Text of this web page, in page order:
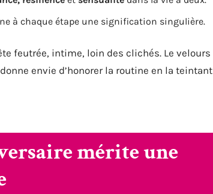
à chaque étape une signification singulière.
feutrée, intime, loin des clichés. Le velours
envie d’honorer la routine en la teintant
mérite une